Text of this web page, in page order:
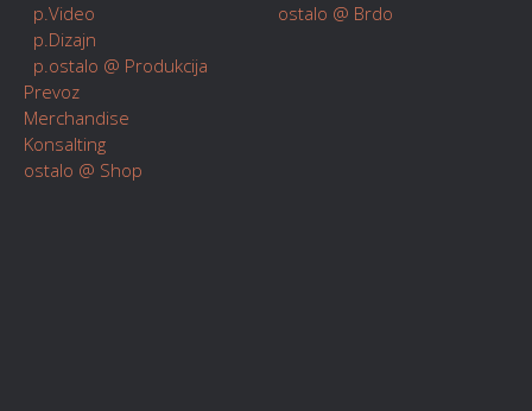
p.Video
p.Dizajn
p.ostalo @ Produkcija
Prevoz
Merchandise
Konsalting
ostalo @ Shop
ostalo @ Brdo